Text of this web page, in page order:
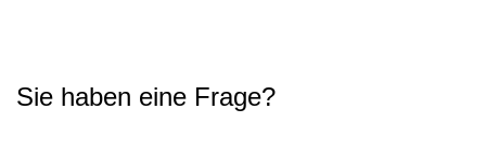
Sie haben eine Frage?